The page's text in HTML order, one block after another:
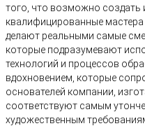
того, что возможно создать
квалифицированные
делают реальными самые
которые подразумевают
технологий и процессов
вдохновением, которые
основателей компании,
соответствуют самым
художественным